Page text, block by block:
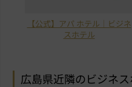
【公式】アパ ホテル｜ビジネ
スホテル
広島県近隣のビジネ